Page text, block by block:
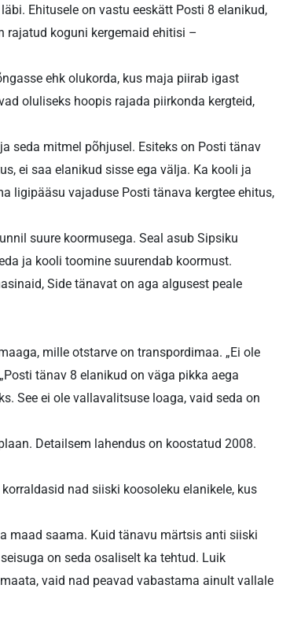
Ehitusele on vastu eeskätt Posti 8 elanikud,
rajatud koguni kergemaid ehitisi –
ehk olukorda, kus maja piirab igast
oluliseks hoopis rajada piirkonda kergteid,
seda mitmel põhjusel. Esiteks on Posti tänav
ei saa elanikud sisse ega välja. Ka kooli ja
ligipääsu vajaduse Posti tänava kergtee ehitus,
suure koormusega. Seal asub Sipsiku
ja kooli toomine suurendab koormust.
Side tänavat on aga algusest peale
mille otstarve on transpordimaa. „Ei ole
tänav 8 elanikud on väga pikka aega
See ei ole vallavalitsuse loaga, vaid seda on
Detailsem lahendus on koostatud 2008.
nad siiski koosoleku elanikele, kus
maad saama. Kuid tänavu märtsis anti siiski
on seda osaliselt ka tehtud. Luik
vaid nad peavad vabastama ainult vallale